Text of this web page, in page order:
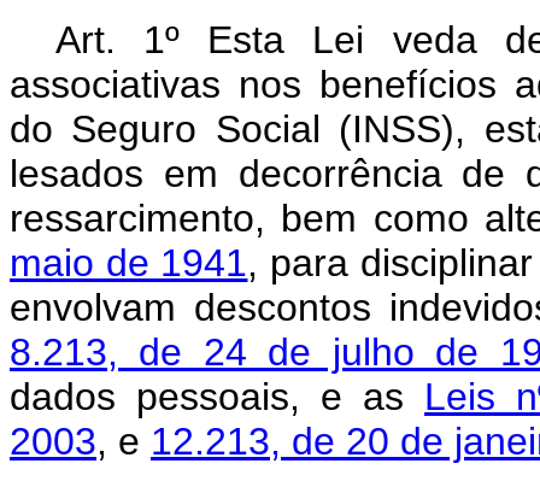
Art. 1º Esta Lei veda
associativas nos benefícios
do Seguro Social (INSS),
lesados em decorrência de
ressarcimento, bem como
maio de 1941, para
envolvam descontos
8.213, de 24 de julho de
dados pessoais, e as Leis
2003, e 12.213, de 20 de